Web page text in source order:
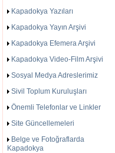
Kapadokya Yazıları
Kapadokya Yayın Arşivi
Kapadokya Efemera Arşivi
Kapadokya Video-Film Arşivi
Sosyal Medya Adreslerimiz
Sivil Toplum Kuruluşları
Önemli Telefonlar ve Linkler
Site Güncellemeleri
Belge ve Fotoğraflarda
Kapadokya